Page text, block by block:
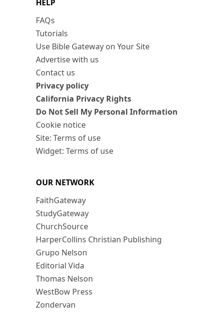
HELP
FAQs
Tutorials
Use Bible Gateway on Your Site
Advertise with us
Contact us
Privacy policy
California Privacy Rights
Do Not Sell My Personal Information
Cookie notice
Site: Terms of use
Widget: Terms of use
OUR NETWORK
FaithGateway
StudyGateway
ChurchSource
HarperCollins Christian Publishing
Grupo Nelson
Editorial Vida
Thomas Nelson
WestBow Press
Zondervan